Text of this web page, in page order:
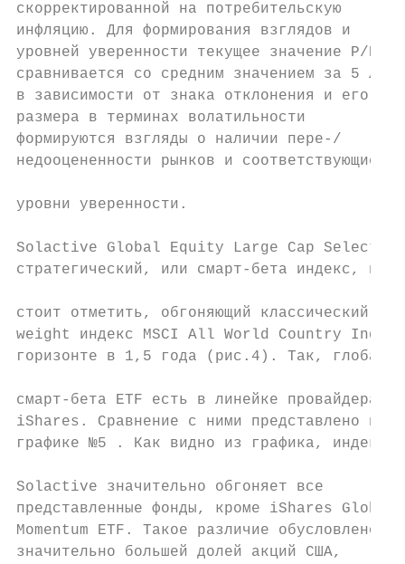
скорректированной на потребительскую
инфляцию. Для формирования взглядов и
уровней уверенности текущее значение P/E
сравнивается со средним значением за 5
в зависимости от знака отклонения и
размера в терминах волатильности
формируются взгляды о наличии пере-/
недооцененности рынков и
уровни уверенности.
Solactive Global Equity Large Cap Select
стратегический, или смарт-бета индекс,
стоит отметить, обгоняющий классический
weight индекс MSCI All World Country
горизонте в 1,5 года (рис.4). Так,
смарт-бета ETF есть в линейке провайдера
iShares. Сравнение с ними
графике №5 . Как видно из графика, индекс
Solactive значительно обгоняет все
представленные фонды, кроме iShares
Momentum ETF. Такое различие обусловлено
значительно большей долей акций США,